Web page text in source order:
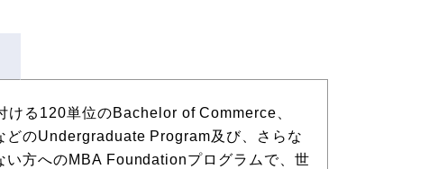
ける120単位のBachelor of Commerce、
のUndergraduate Program及び、さらな
方へのMBA Foundationプログラムで、世